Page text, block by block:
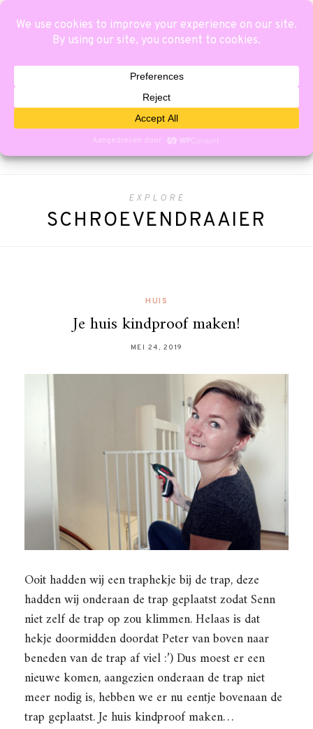
EXPLORE
SCHROEVENDRAAIER
HUIS
Je huis kindproof maken!
MEI 24, 2019
Ooit hadden wij een traphekje bij de trap, deze
hadden wij onderaan de trap geplaatst zodat Senn
niet zelf de trap op zou klimmen. Helaas is dat
hekje doormidden doordat Peter van boven naar
beneden van de trap af viel :’) Dus moest er een
nieuwe komen, aangezien onderaan de trap niet
meer nodig is, hebben we er nu eentje bovenaan de
trap geplaatst. Je huis kindproof maken…